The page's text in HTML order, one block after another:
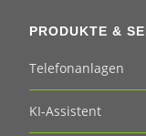
PRODUKTE &
Telefonanlagen
KI-Assistent